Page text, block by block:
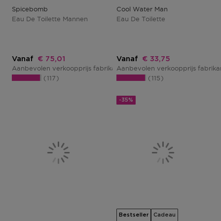
Spicebomb
Eau De Toilette Mannen
Vanaf Kortingsprijs
€ 75,01
Aanbevolen verkoopprijs fabrikant€ 100,02
117
Cool Water Man
Eau De Toilette
Vanaf Kortingsprijs
€ 33,75
Aanbevolen verkoopprijs
115
-35%
Bestseller Cadeau